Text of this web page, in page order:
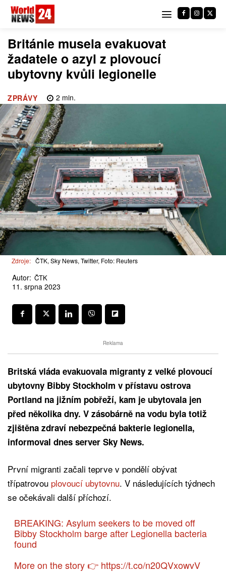
Británie musela evakuovat
žadatele o azyl z plovoucí
ubytovny kvůli legionelle
ZPRÁVY 2 min.
Zdroje: ČTK, Sky News, Twitter, Foto: Reuters
Autor: ČTK
11. srpna 2023
Reklama
Britská vláda evakuovala migranty z velké plovoucí
ubytovny Bibby Stockholm v přístavu ostrova
Portland na jižním pobřeží, kam je ubytovala jen
před několika dny. V zásobárně na vodu byla totiž
zjištěna zdraví nebezpečná bakterie legionella,
informoval dnes server Sky News.
První migranti začali teprve v pondělí obývat
třípatrovou plovoucí ubytovnu. V následujících týdnech
se očekávali další příchozí.
BREAKING: Asylum seekers to be moved off
Bibby Stockholm barge after Legionella bacteria
found
More on the story 👉 https://t.co/n20QVxowvV